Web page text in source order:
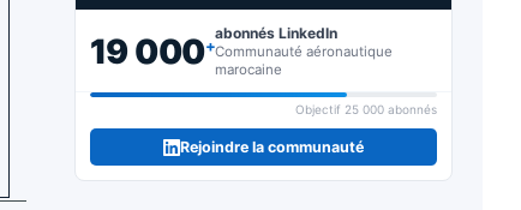
19 000+
abonnés LinkedIn
Communauté aéronautique
marocaine
Objectif 25 000 abonnés
Rejoindre la communauté